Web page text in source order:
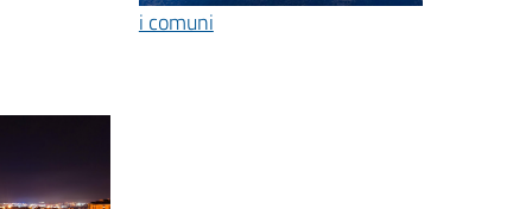
i comuni